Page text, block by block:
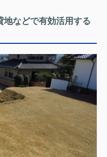
地などで有効活用する